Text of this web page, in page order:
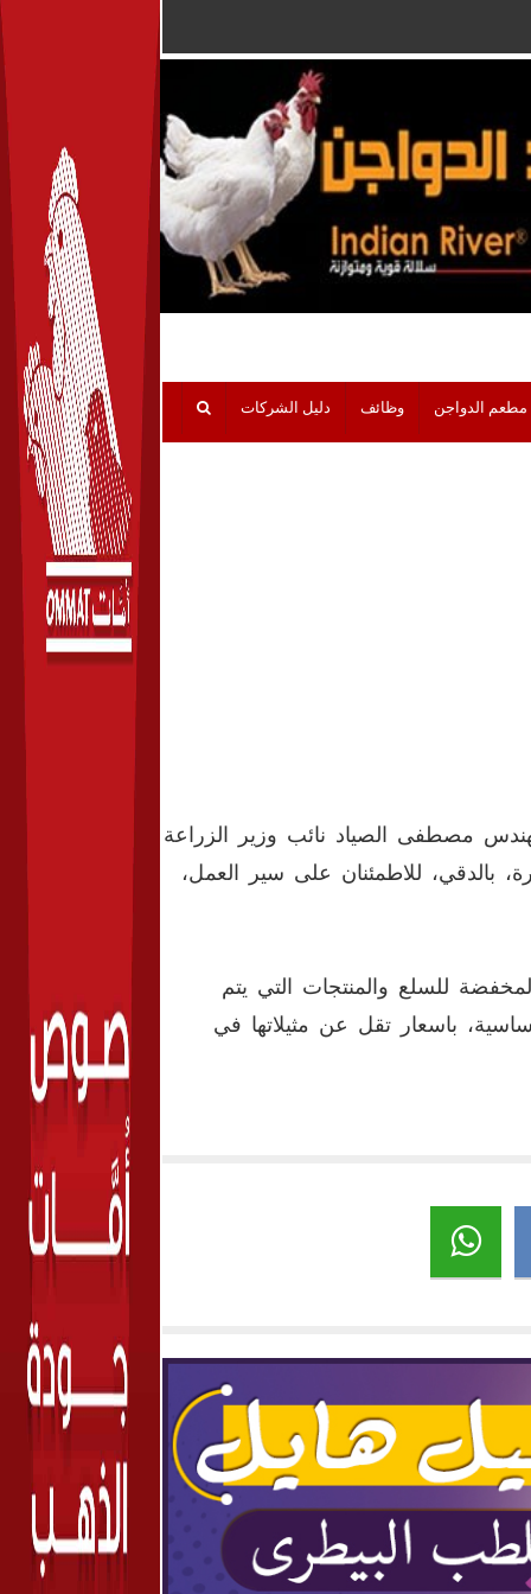
مطعم الدواجن وظائف دليل الشركات
مصطفى الصياد نائب وزير الزراعة
بالدقي، للاطمئنان على سير العمل،
للسلع والمنتجات التي يتم
باسعار تقل عن مثيلاتها في